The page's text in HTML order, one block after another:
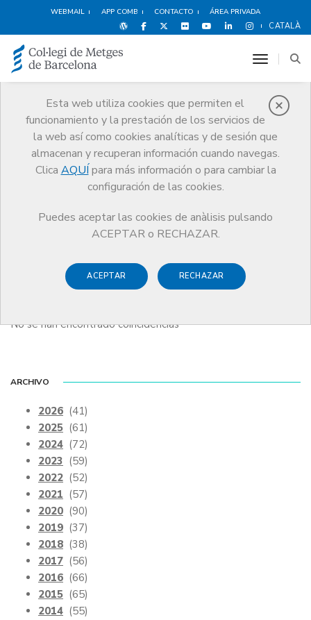
WEBMAIL APP COMB CONTACTO ÁREA PRIVADA
CATALÀ
Esta web utiliza cookies que permiten el
funcionamiento y la prestación de los servicios de
la web así como cookies analíticas y de sesión que
almacenan y recuperan información cuando navegas.
Clica AQUÍ para más información o para cambiar la
configuración de las cookies.
Puedes aceptar las cookies de anàlisis pulsando
ACEPTAR o RECHAZAR.
ACEPTAR RECHAZAR
toggle
Noticias
Noticias any
No se han encontrado coincidencias
ARCHIVO
2026 (41)
2025 (61)
2024 (72)
2023 (59)
2022 (52)
2021 (57)
2020 (90)
2019 (37)
2018 (38)
2017 (56)
2016 (66)
2015 (65)
2014 (55)